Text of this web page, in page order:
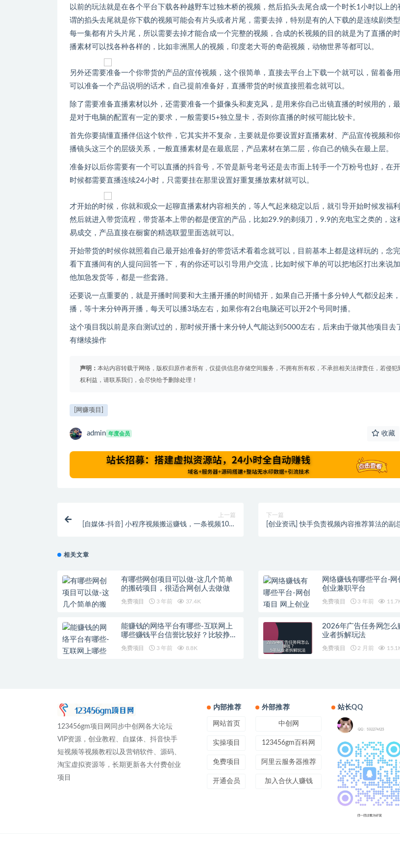
以前的玩法就是在各个平台下载各种越野车过独木桥的视频，然后掐头去尾合成一个时长1小时以上的
谓的掐头去尾就是你下载的视频可能会有片头或者片尾，需要去掉，特别是有的人下载的是连续剧类型
每一集都有片头片尾，所以需要去掉才能合成一个完整的视频，合成的长视频的目的就是为了直播的
播素材可以找各种各样的，比如非洲黑人的视频，印度老大哥的奇葩视频，动物世界等都可以。
另外还需要准备一个你带货的产品的宣传视频，这个很简单，直接去平台上下载一个就可以，留着备
可以准备一个产品说明的话术，自己提前准备好，直播带货的时候直接照着念就可以。
除了需要准备直播素材以外，还需要准备一个摄像头和麦克风，是用来你自己出镜直播的时候用的，
是对于电脑的配置有一定的要求，一般需要I5+独立显卡，否则你直播的时候可能比较卡。
首先你要搞懂直播伴侣这个软件，它其实并不复杂，主要就是你要设置好直播素材、产品宣传视频和
播镜头这三个的层级关系，一般直播素材是在最底层，产品素材在第二层，你自己的镜头在最上层。
准备好以后你需要有一个可以直播的抖音号，不管是新号老号还是去市面上转手一个万粉号也好，在
时候都需要直播连续24小时，只需要挂在那里设置好重复播放素材就可以。
才开始的时候，你就和观众一起聊直播素材内容相关的，等人气起来稳定以后，就引导开始时候发福利
然后就进入带货流程，带货基本上带的都是便宜的产品，比如29.9的剃须刀，9.9的充电宝之类的，这
易成交，产品直接在橱窗的精选联盟里面选就可以。
开始带货的时候你就照着自己最开始准备好的带货话术看着念就可以，目前基本上都是这样玩的，念
看下直播间有的人提问回答一下，有的你还可以引导用户交流，比如时候下单的可以把地区打出来说
他加急发货等，都是一些套路。
还要说一点重要的，就是开播时间要和大主播开播的时间错开，如果自己开播十多分钟人气都没起来
播，等十来分钟再开播，每天可以播3场左右，如果你有2台电脑还可以开2个号同时播。
这个项目我以前是亲自测试过的，那时候开播十来分钟人气能达到5000左右，后来由于做其他项目去
有继续操作
声明： 本站内容转载于网络，版权归原作者所有，仅提供信息存储空间服务，不拥有所有权，不承担相关法律责任，若侵犯
权利益，请联系我们，会尽快给予删除处理！
[网赚项目]
admin 年度会员 收藏
上一篇
[自媒体-抖音] 小程序视频搬运赚钱，一条视频10元
下一篇
[创业资讯] 快手负责视频内容推荐算法的副
相关文章
有哪些网创项目可以做-这几个简单
的搬砖项目，很适合网创人去做做
免费项目 3 年前 37.4K
网络赚钱有哪些平台-网
创业兼职平台
免费项目 3 年前
能赚钱的网络平台有哪些-互联网上
哪些赚钱平台信誉比较好？比较挣钱
的网创平台选择
免费项目 3 年前 8.8K
2026年广告任务网怎么
业者拆解玩法
免费项目 2 月前
123456gm项目网同步中创网各大论坛
VIP资源，创业教程、自媒体、抖音快手
短视频等视频教程以及营销软件、源码、
淘宝虚拟资源等，长期更新各大付费创业
项目
内部推荐
网站首页
实操项目
免费项目
开通会员
外部推荐
中创网
123456gm百科网
阿里云服务器推荐
加入合伙人赚钱
站长QQ